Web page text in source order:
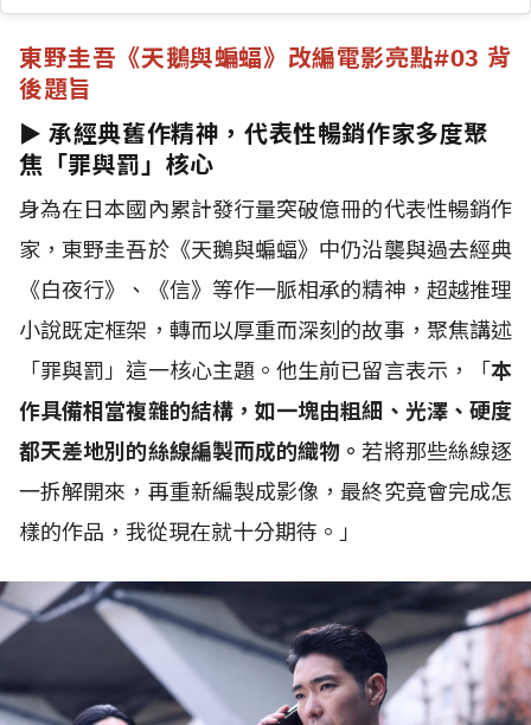
東野圭吾《天鵝與蝙蝠》改編電影亮點#03 背
後題旨
► 承經典舊作精神，代表性暢銷作家多度聚
焦「罪與罰」核心
身為在日本國內累計發行量突破億冊的代表性暢銷作
家，東野圭吾於《天鵝與蝙蝠》中仍沿襲與過去經典
《白夜行》、《信》等作一脈相承的精神，超越推理
小說既定框架，轉而以厚重而深刻的故事，聚焦講述
「罪與罰」這一核心主題。他生前已留言表示，「本
作具備相當複雜的結構，如一塊由粗細、光澤、硬度
都天差地別的絲線編製而成的織物。 若將那些絲線逐
一拆解開來，再重新編製成影像，最終究竟會完成怎
樣的作品，我從現在就十分期待。」